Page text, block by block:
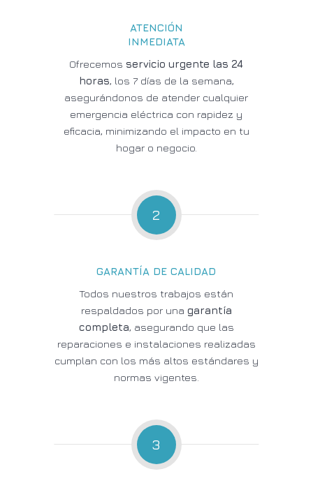
ATENCIÓN
INMEDIATA
Ofrecemos servicio urgente las 24
horas, los 7 días de la semana,
asegurándonos de atender cualquier
emergencia eléctrica con rapidez y
eficacia, minimizando el impacto en tu
hogar o negocio.
2
GARANTÍA DE CALIDAD
Todos nuestros trabajos están
respaldados por una garantía
completa, asegurando que las
reparaciones e instalaciones realizadas
cumplan con los más altos estándares y
normas vigentes.
3